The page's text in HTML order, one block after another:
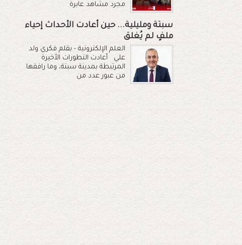
مجرد مشاهد عابرة
سبتة ومليلية... حين أعادت الأحداث إحياء
ملفٍ لم يُغلق
العلم الإلكترونية - بقلم فكري ولد
علي أعادت التطورات الأخيرة
المرتبطة بمدينة سبتة، وما رافقها
من عبور عدد من